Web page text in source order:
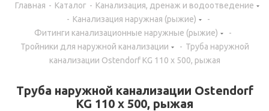
Главная - Каталог - Канализация, дренаж и водоотведение
- Канализация наружная (рыжие)
-
Фитинги канализационные наружные (рыжие)
-
Тройники для наружной канализации
- Труба наружной
канализации Ostendorf KG 110 х 500, рыжая
Труба наружной канализации Ostendorf
KG 110 х 500, рыжая